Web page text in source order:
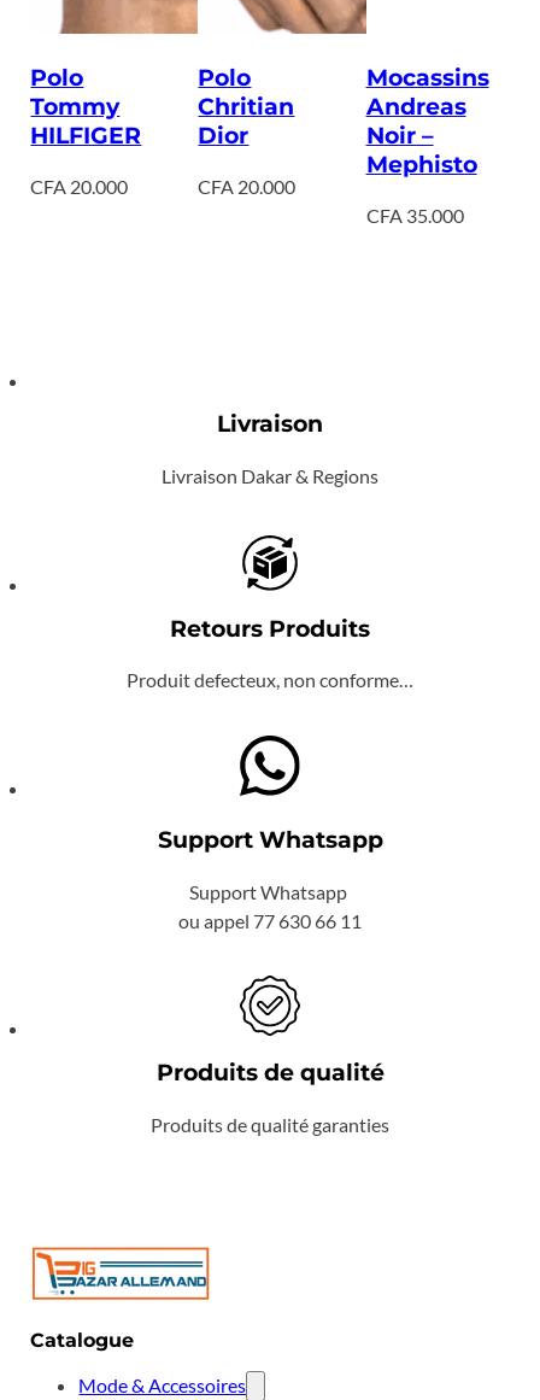
Polo
Tommy
HILFIGER
CFA 20.000
Polo
Chritian
Dior
CFA 20.000
Mocassins
Andreas
Noir –
Mephisto
CFA35.000
Livraison
Livraison Dakar & Regions
Retours Produits
Produit defecteux, non conforme…
Support Whatsapp
Support Whatsapp
ou appel 77 630 66 11
Produits de qualité
Produits de qualité garanties
Catalogue
Mode & Accessoires